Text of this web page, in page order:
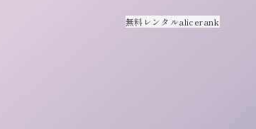
無料レンタルalicerank